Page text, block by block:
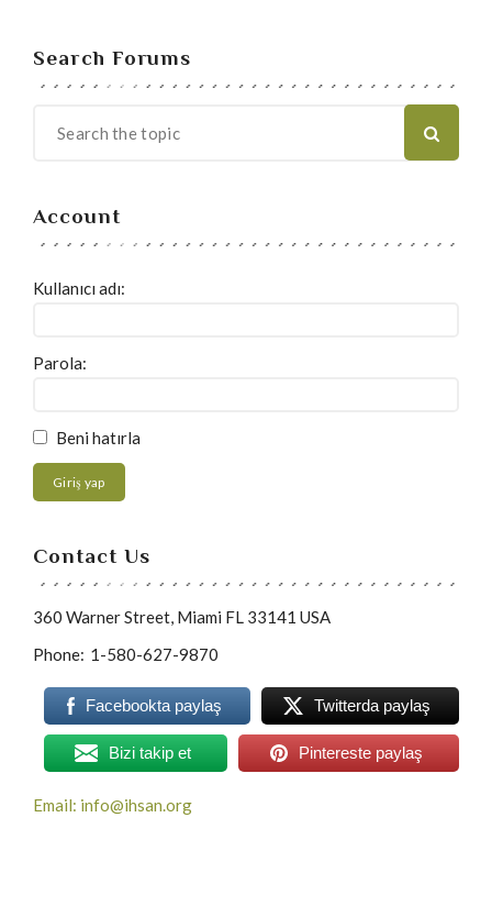
Search Forums
Account
Kullanıcı adı:
Parola:
Beni hatırla
Giriş yap
Contact Us
360 Warner Street, Miami FL 33141 USA
Phone: 1-580-627-9870
Facebookta paylaş Twitterda paylaş
Bizi takip et Pintereste paylaş
Email: info@ihsan.org